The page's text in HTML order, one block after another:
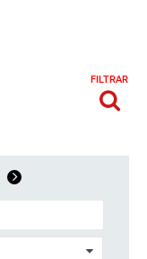
FILTRAR